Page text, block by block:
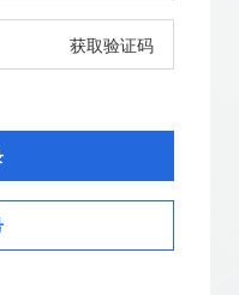
获取验证码